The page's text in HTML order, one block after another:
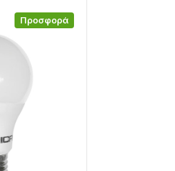
Προσφορά